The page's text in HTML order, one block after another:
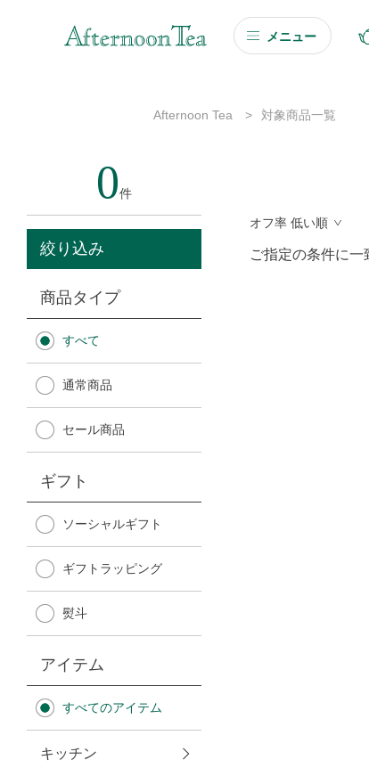
メニュー
ソーシャルギフト
カタログギフト
Afternoon Tea TEAROOM
Afternoon Tea TEAROOM
ハンディファン
日傘
保冷バッグ
無重力シリーズ
Afternoon Tea > 対象商品一覧
0件
絞り込み
商品タイプ
すべて
通常商品
セール商品
ギフト
ソーシャルギフト
ギフトラッピング
熨斗
アイテム
すべてのアイテム
キッチン
オフ率 低い順
ご指定の条件に一